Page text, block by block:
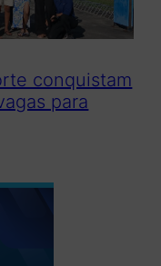
conquistam
para